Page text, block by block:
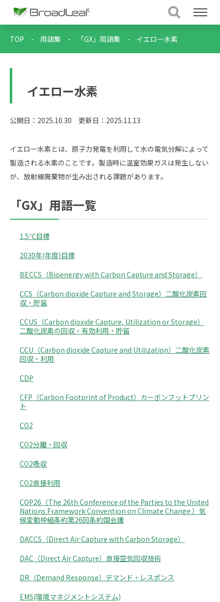
TOP - 用語集 - 「GX」用語集 - イエロー水素
イエロー水素
公開日：2025.10.30 更新日：2025.11.13
イエロー水素とは、原子力発電を利用して水の電気分解によって
製造される水素のことです。製造時に温室効果ガスは発生しない
が、放射線廃棄物が生み出される課題があります。
「GX」用語一覧
1.5℃目標
2030年(年度)目標
BECCS（Bioenergy with Carbon Capture and Storage）
CCS（Carbon dioxide Capture and Storage）二酸化炭素回
収・貯留
CCUS（Carbon dioxide Capture, Utilization or Storage）
二酸化炭素の回収・有効利用・貯留
CCU（Carbon dioxide Capture and Utilization）二酸化炭素
回収・利用
CDP
CFP（Carbon Footprint of Product）カーボンフットプリン
ト
CO2
CO2分離・回収
CO2吸収
CO2直接利用
COP26（The 26th Conference of the Parties to the United
Nations Framework Convention on Climate Change ）気
候変動枠組条約第26回条約国会議
DACCS（Direct Air Capture with Carbon Storage）
DAC（Direct Air Capture）直接空気回収技術
DR（Demand Response）デマンド・レスポンス
EMS(環境マネジメントシステム)